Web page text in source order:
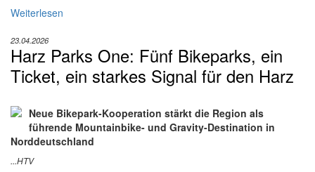
Weiterlesen
23.04.2026
Harz Parks One: Fünf Bikeparks, ein
Ticket, ein starkes Signal für den Harz
Neue Bikepark-Kooperation stärkt die Region als
führende Mountainbike- und Gravity-Destination in
Norddeutschland
...HTV